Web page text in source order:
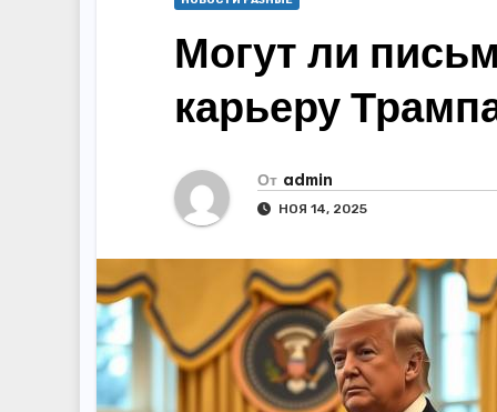
Могут ли
карьеру
От admin
НОЯ 14, 2025